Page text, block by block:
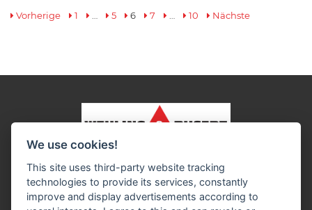
Vorherige 1 5 6 7 10 Nächste
Cookie-Einstellungen ändern
We use cookies!
This site uses third-party website tracking
technologies to provide its services, constantly
improve and display advertisements according to